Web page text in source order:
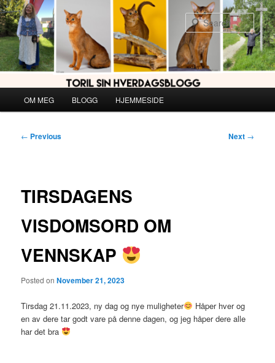
Skip
to
primary
content
OM MEG BLOGG HJEMMESIDE
Post
← Previous Next →
TIRSDAGENS
VISDOMSORD OM
VENNSKAP
Posted onNovember 21, 2023
Tirsdag 21.11.2023, ny dag og nye muligheter
Håper hver og
en av dere tar godt vare på denne dagen, og jeg håper dere alle
har det bra